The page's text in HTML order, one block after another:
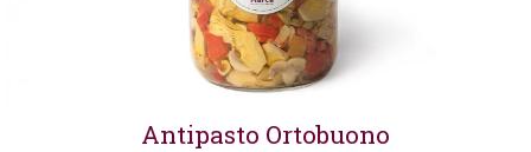
Antipasto Ortobuono